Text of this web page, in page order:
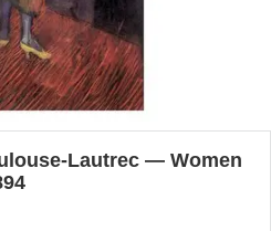
Lautrec — Women